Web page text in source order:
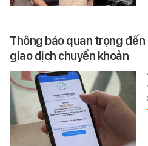
Thông báo quan trọng
giao dịch chuyển khoản